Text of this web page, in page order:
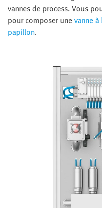
vannes de process. Vous
pour composer unevanne
papillon.